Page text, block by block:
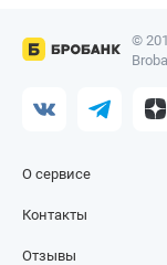
©
О сервисе
Контакты
Отзывы